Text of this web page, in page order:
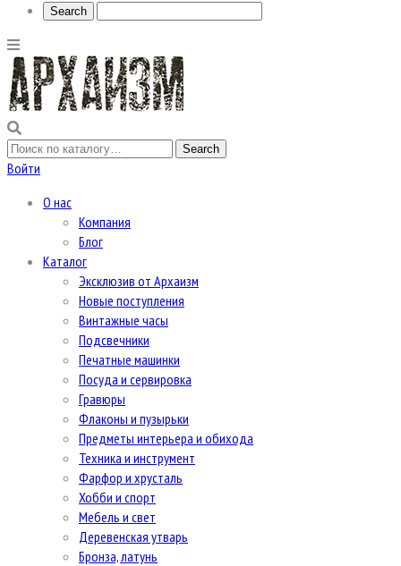
Войти
О нас
Компания
Блог
Каталог
Эксклюзив от Архаизм
Новые поступления
Винтажные часы
Подсвечники
Печатные машинки
Посуда и сервировка
Гравюры
Флаконы и пузырьки
Предметы интерьера и обихода
Техника и инструмент
Фарфор и хрусталь
Хобби и спорт
Мебель и свет
Деревенская утварь
Бронза, латунь